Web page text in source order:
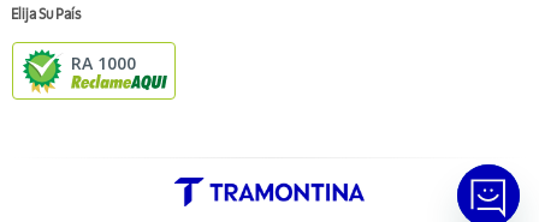
Elija Su País
RA 1000